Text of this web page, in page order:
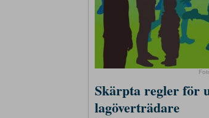
Skärpta regler för
lagöverträdare